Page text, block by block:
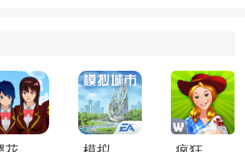
采集套核心技能